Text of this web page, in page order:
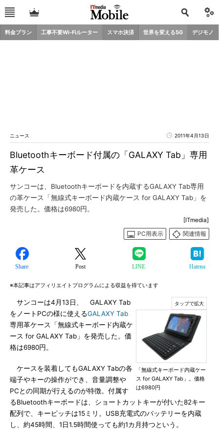
料金プラン 工事不要Wi-Fiルーター スマホ決済 世界を変える5G デジモノ
ニュース 2011年4月13日
Bluetoothキーボード付属の「GALAXY Tab」専用
革ケース
サンコーは、Bluetoothキーボードを内蔵するGALAXY Tab専用
の革ケース「無線式キーボード内蔵ケース for GALAXY Tab」を
発売した。価格は6980円。
[ITmedia]
PC用表示
関連情報
Share Post LINE Hatena
※本記事はアフィリエイトプログラムによる収益を得ています
「無線式キーボード内蔵ケー
ス for GALAXY Tab」。価格
は6980円
サンコーは4月13日、 GALAXY Tab
をノートPCの様に使えるGALAXY Tab
専用革ケース「無線式キーボード内蔵ケ
ース for GALAXY Tab」を発売した。価
格は6980円。
ケースを装着してもGALAXY Tabの各
端子やキーの操作ができ、音量調整や
PCとの同期が行えるのが特徴。付属す
るBluetoothキーボードは、ショートカットキーが付いた82キー
配列で、キーピッチは15ミリ。USB充電式のバッテリーを内蔵
し、約45時間、1日1.5時間使っても約1カ月持つという。